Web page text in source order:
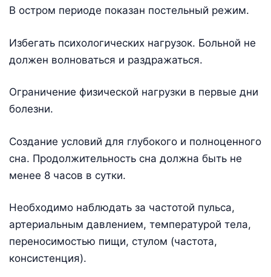
В остром периоде показан постельный режим.
Избегать психологических нагрузок. Больной не
должен волноваться и раздражаться.
Ограничение физической нагрузки в первые дни
болезни.
Создание условий для глубокого и полноценного
сна. Продолжительность сна должна быть не
менее 8 часов в сутки.
Необходимо наблюдать за частотой пульса,
артериальным давлением, температурой тела,
переносимостью пищи, стулом (частота,
консистенция).